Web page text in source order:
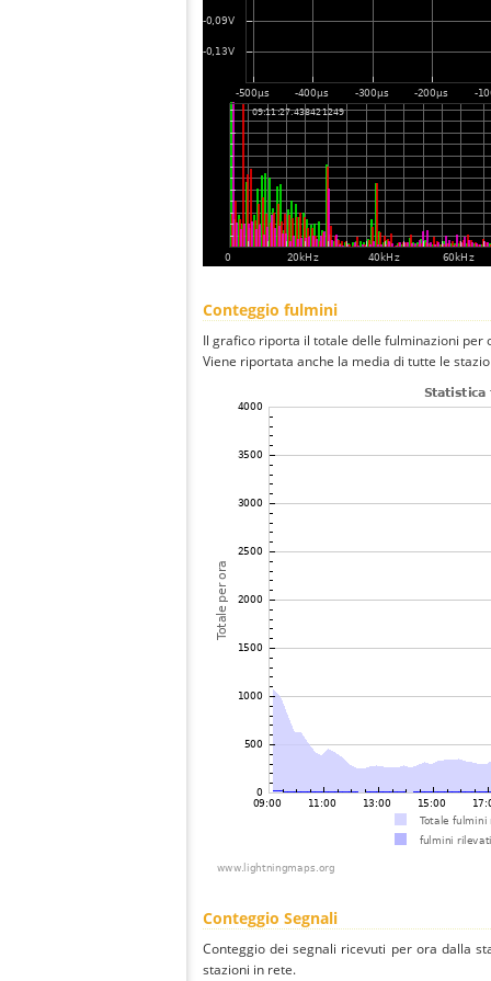
Conteggio fulmini
Il grafico riporta il totale delle fulminazioni
Viene riportata anche la media di tutte le
Conteggio Segnali
Conteggio dei segnali ricevuti per ora dalla
stazioni in rete.